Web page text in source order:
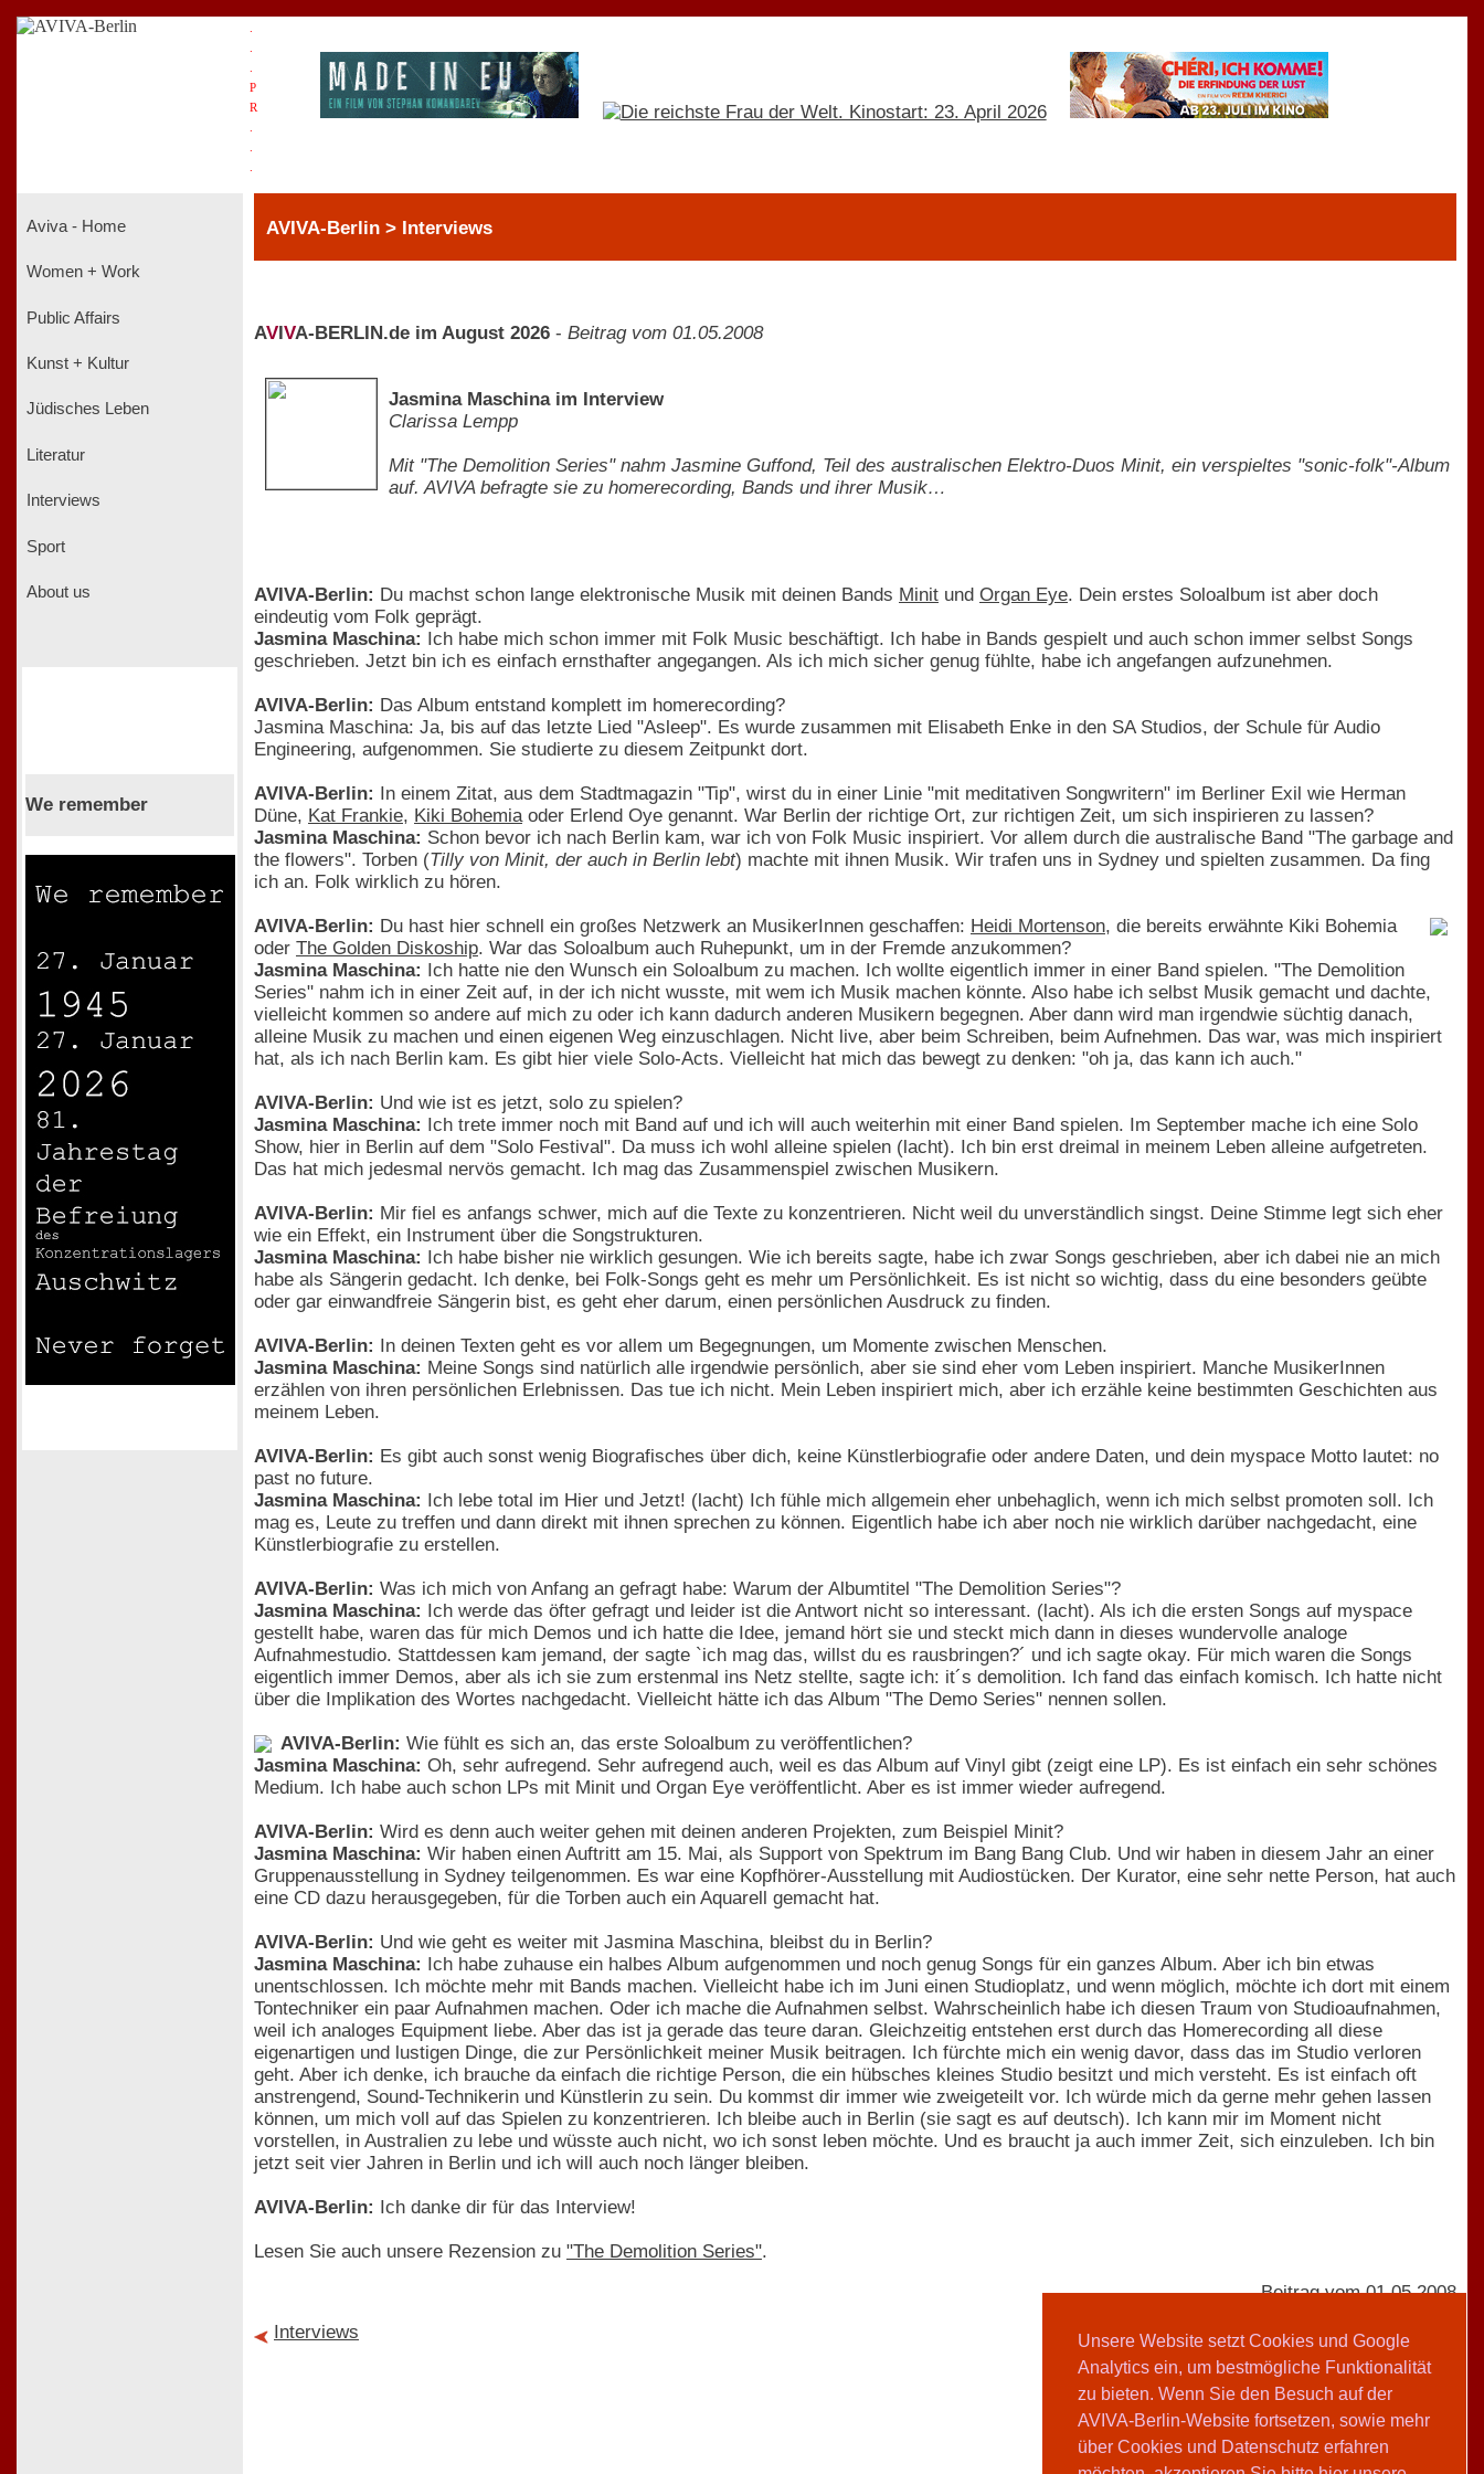
Unsere Website setzt Cookies und Google
Analytics ein, um bestmögliche Funktionalität
zu bieten. Wenn Sie den Besuch auf der
AVIVA-Berlin-Website fortsetzen, sowie mehr
über Cookies und Datenschutz erfahren
P
R
Aviva - Home
Women + Work
Public Affairs
Kunst + Kultur
Jüdisches Leben
Literatur
Interviews
Sport
About us
We remember
AVIVA-Berlin > Interviews
AV VA-BERLIN.de im August 2026 - Beitrag vom 01.05.2008
Jasmina Maschina im Interview
Clarissa Lempp
Mit "The Demolition Series" nahm Jasmine Guffond, Teil des australischen Elektro-Duos Minit, ein verspieltes "sonic-folk"-Album
auf. AVIVA befragte sie zu homerecording, Bands und ihrer Musik…
AVIVA-Berlin: Du machst schon lange elektronische Musik mit deinen Bands Minit und Organ Eye. Dein erstes Soloalbum ist aber doch
eindeutig vom Folk geprägt.
Jasmina Maschina: Ich habe mich schon immer mit Folk Music beschäftigt. Ich habe in Bands gespielt und auch schon immer selbst Songs
geschrieben. Jetzt bin ich es einfach ernsthafter angegangen. Als ich mich sicher genug fühlte, habe ich angefangen aufzunehmen.
AVIVA-Berlin: Das Album entstand komplett im homerecording?
Jasmina Maschina: Ja, bis auf das letzte Lied "Asleep". Es wurde zusammen mit Elisabeth Enke in den SA Studios, der Schule für Audio
Engineering, aufgenommen. Sie studierte zu diesem Zeitpunkt dort.
AVIVA-Berlin: In einem Zitat, aus dem Stadtmagazin "Tip", wirst du in einer Linie "mit meditativen Songwritern" im Berliner Exil wie Herman
Düne, Kat Frankie, Kiki Bohemiaoder Erlend Oye genannt. War Berlin der richtige Ort, zur richtigen Zeit, um sich inspirieren zu lassen?
Jasmina Maschina: Schon bevor ich nach Berlin kam, war ich von Folk Music inspiriert. Vor allem durch die australische Band "The garbage and
the flowers". Torben (Tilly von Minit, der auch in Berlin lebt) machte mit ihnen Musik. Wir trafen uns in Sydney und spielten zusammen. Da fing
ich an. Folk wirklich zu hören.
AVIVA-Berlin: Du hast hier schnell ein großes Netzwerk an MusikerInnen geschaffen: Heidi Mortenson, die bereits erwähnte Kiki Bohemia
oder The Golden Diskoship. War das Soloalbum auch Ruhepunkt, um in der Fremde anzukommen?
Jasmina Maschina: Ich hatte nie den Wunsch ein Soloalbum zu machen. Ich wollte eigentlich immer in einer Band spielen. "The Demolition
Series" nahm ich in einer Zeit auf, in der ich nicht wusste, mit wem ich Musik machen könnte. Also habe ich selbst Musik gemacht und dachte,
vielleicht kommen so andere auf mich zu oder ich kann dadurch anderen Musikern begegnen. Aber dann wird man irgendwie süchtig danach,
alleine Musik zu machen und einen eigenen Weg einzuschlagen. Nicht live, aber beim Schreiben, beim Aufnehmen. Das war, was mich inspiriert
hat, als ich nach Berlin kam. Es gibt hier viele Solo-Acts. Vielleicht hat mich das bewegt zu denken: "oh ja, das kann ich auch."
AVIVA-Berlin: Und wie ist es jetzt, solo zu spielen?
Jasmina Maschina: Ich trete immer noch mit Band auf und ich will auch weiterhin mit einer Band spielen. Im September mache ich eine Solo
Show, hier in Berlin auf dem "Solo Festival". Da muss ich wohl alleine spielen (lacht). Ich bin erst dreimal in meinem Leben alleine aufgetreten.
Das hat mich jedesmal nervös gemacht. Ich mag das Zusammenspiel zwischen Musikern.
AVIVA-Berlin: Mir fiel es anfangs schwer, mich auf die Texte zu konzentrieren. Nicht weil du unverständlich singst. Deine Stimme legt sich eher
wie ein Effekt, ein Instrument über die Songstrukturen.
Jasmina Maschina: Ich habe bisher nie wirklich gesungen. Wie ich bereits sagte, habe ich zwar Songs geschrieben, aber ich dabei nie an mich
habe als Sängerin gedacht. Ich denke, bei Folk-Songs geht es mehr um Persönlichkeit. Es ist nicht so wichtig, dass du eine besonders geübte
oder gar einwandfreie Sängerin bist, es geht eher darum, einen persönlichen Ausdruck zu finden.
AVIVA-Berlin: In deinen Texten geht es vor allem um Begegnungen, um Momente zwischen Menschen.
Jasmina Maschina: Meine Songs sind natürlich alle irgendwie persönlich, aber sie sind eher vom Leben inspiriert. Manche MusikerInnen
erzählen von ihren persönlichen Erlebnissen. Das tue ich nicht. Mein Leben inspiriert mich, aber ich erzähle keine bestimmten Geschichten aus
meinem Leben.
AVIVA-Berlin: Es gibt auch sonst wenig Biografisches über dich, keine Künstlerbiografie oder andere Daten, und dein myspace Motto lautet: no
past no future.
Jasmina Maschina: Ich lebe total im Hier und Jetzt! (lacht) Ich fühle mich allgemein eher unbehaglich, wenn ich mich selbst promoten soll. Ich
mag es, Leute zu treffen und dann direkt mit ihnen sprechen zu können. Eigentlich habe ich aber noch nie wirklich darüber nachgedacht, eine
Künstlerbiografie zu erstellen.
AVIVA-Berlin: Was ich mich von Anfang an gefragt habe: Warum der Albumtitel "The Demolition Series"?
Jasmina Maschina: Ich werde das öfter gefragt und leider ist die Antwort nicht so interessant. (lacht). Als ich die ersten Songs auf myspace
gestellt habe, waren das für mich Demos und ich hatte die Idee, jemand hört sie und steckt mich dann in dieses wundervolle analoge
Aufnahmestudio. Stattdessen kam jemand, der sagte `ich mag das, willst du es rausbringen?´ und ich sagte okay. Für mich waren die Songs
eigentlich immer Demos, aber als ich sie zum erstenmal ins Netz stellte, sagte ich: it´s demolition. Ich fand das einfach komisch. Ich hatte nicht
über die Implikation des Wortes nachgedacht. Vielleicht hätte ich das Album "The Demo Series" nennen sollen.
AVIVA-Berlin: Wie fühlt es sich an, das erste Soloalbum zu veröffentlichen?
Jasmina Maschina: Oh, sehr aufregend. Sehr aufregend auch, weil es das Album auf Vinyl gibt (zeigt eine LP). Es ist einfach ein sehr schönes
Medium. Ich habe auch schon LPs mit Minit und Organ Eye veröffentlicht. Aber es ist immer wieder aufregend.
AVIVA-Berlin: Wird es denn auch weiter gehen mit deinen anderen Projekten, zum Beispiel Minit?
Jasmina Maschina: Wir haben einen Auftritt am 15. Mai, als Support von Spektrum im Bang Bang Club. Und wir haben in diesem Jahr an einer
Gruppenausstellung in Sydney teilgenommen. Es war eine Kopfhörer-Ausstellung mit Audiostücken. Der Kurator, eine sehr nette Person, hat auch
eine CD dazu herausgegeben, für die Torben auch ein Aquarell gemacht hat.
AVIVA-Berlin: Und wie geht es weiter mit Jasmina Maschina, bleibst du in Berlin?
Jasmina Maschina: Ich habe zuhause ein halbes Album aufgenommen und noch genug Songs für ein ganzes Album. Aber ich bin etwas
unentschlossen. Ich möchte mehr mit Bands machen. Vielleicht habe ich im Juni einen Studioplatz, und wenn möglich, möchte ich dort mit einem
Tontechniker ein paar Aufnahmen machen. Oder ich mache die Aufnahmen selbst. Wahrscheinlich habe ich diesen Traum von Studioaufnahmen,
weil ich analoges Equipment liebe. Aber das ist ja gerade das teure daran. Gleichzeitig entstehen erst durch das Homerecording all diese
eigenartigen und lustigen Dinge, die zur Persönlichkeit meiner Musik beitragen. Ich fürchte mich ein wenig davor, dass das im Studio verloren
geht. Aber ich denke, ich brauche da einfach die richtige Person, die ein hübsches kleines Studio besitzt und mich versteht. Es ist einfach oft
anstrengend, Sound-Technikerin und Künstlerin zu sein. Du kommst dir immer wie zweigeteilt vor. Ich würde mich da gerne mehr gehen lassen
können, um mich voll auf das Spielen zu konzentrieren. Ich bleibe auch in Berlin (sie sagt es auf deutsch). Ich kann mir im Moment nicht
vorstellen, in Australien zu lebe und wüsste auch nicht, wo ich sonst leben möchte. Und es braucht ja auch immer Zeit, sich einzuleben. Ich bin
jetzt seit vier Jahren in Berlin und ich will auch noch länger bleiben.
AVIVA-Berlin: Ich danke dir für das Interview!
Lesen Sie auch unsere Rezension zu "The Demolition Series".
Interviews
Beitrag vom 01.05.2008
Clarissa Lempp
Teilen